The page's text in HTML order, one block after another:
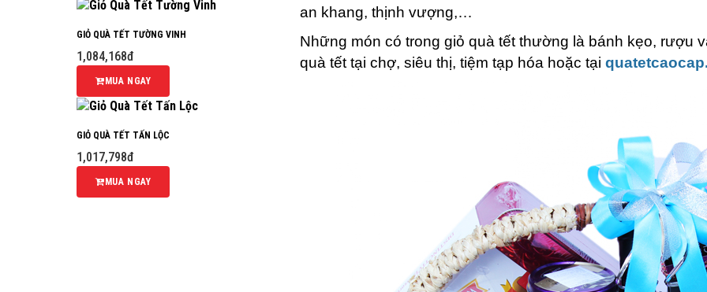
an khang, thịnh vượng,…
Những món có trong giỏ quà tết thường là bánh kẹo, rượu
quà tết tại chợ, siêu thị, tiệm tạp hóa hoặc tại
GIỎ QUÀ TẾT TƯỜNG VINH
1,084,168đ
MUA NGAY
GIỎ QUÀ TẾT TẤN LỘC
1,017,798đ
MUA NGAY